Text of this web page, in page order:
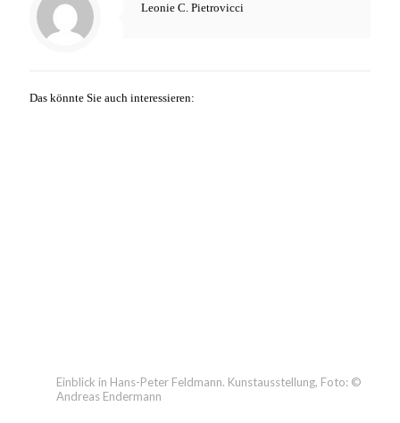
Leonie C. Pietrovicci
Das könnte Sie auch interessieren:
Einblick in Hans-Peter Feldmann. Kunstausstellung, Foto: ©
Andreas Endermann